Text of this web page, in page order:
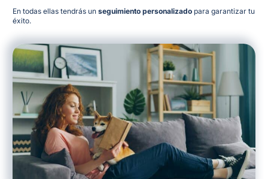
En todas ellas tendrás un seguimiento personalizadopara garantizar tu
éxito.